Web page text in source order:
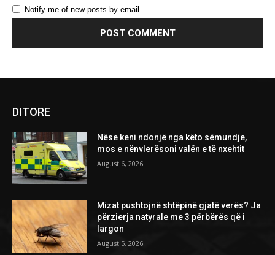
Notify me of new posts by email.
DITORE
Nëse keni ndonjë nga këto sëmundje,
mos e nënvlerësoni valën e të nxehtit
August 6, 2026
Mizat pushtojnë shtëpinë gjatë verës? Ja
përzierja natyrale me 3 përbërës që i
largon
August 5, 2026